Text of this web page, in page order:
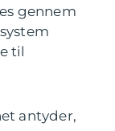
gennem
til
antyder,